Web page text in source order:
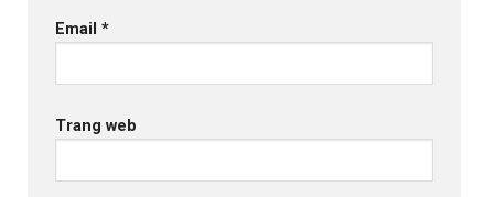
Email *
Trang web